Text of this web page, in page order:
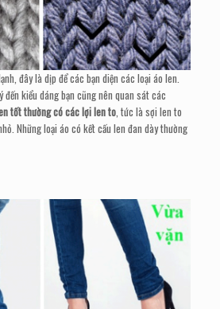
đây là dịp để các bạn diện các loại áo len.
đến kiểu dáng bạn cũng nên quan sát các
tốt thường có các lợi len to, tức là sợi len to
Những loại áo có kết cấu len đan dày thường